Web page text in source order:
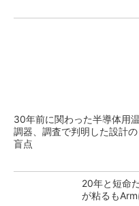
30年前に関わった半導体用温
調器、調査で判明した設計の
盲点
20年と短命
が粘るも